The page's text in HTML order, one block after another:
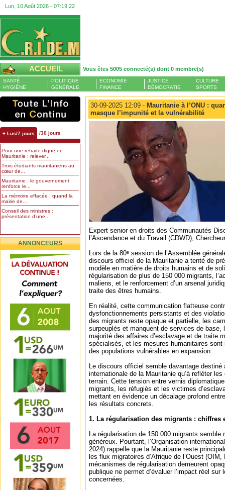
Lun, 10 Août 2026 - 07:19:22
ACCUEIL Vous êtes 5005 connecté(s) dont 0 membre(s)
SANTÉ
HYGIÈNE
POLITIQUE
GÉNÉRALE
ECONOMIE
FINANCE
JUSTICE
DÉMOCRATIE
CULTURE
SPORTS
+ Lus/7 jours /30 jours
Pour une retraite digne en
Mauritanie : relever...
Trois étudiants mauritaniens au
cœur de...
Mauritanie : le gouvernement
renforce le...
La mémoire effacée : quand la
mairie de...
Conseil des ministres :
présentation d’une...
ANNONCEURS
30-09-2025 12:09 - Mauritanie à l’ONU :
masque l’impunité et la vulnérabilité
Expert senior en droits des Communautés
l’Ascendance et du Travail (CDWD),
Lors de la 80ᵉ session de l’Assemblée
discours officiel de la Mauritanie a tenté de
modèle en matière de droits humains et de
régularisation de plus de 150 000 migrants,
maliens, et le renforcement d’un arsenal
traite des êtres humains.
En réalité, cette communication flatteuse
dysfonctionnements persistants et des
des migrants reste opaque et partielle, les
surpeuplés et manquent de services de base,
majorité des affaires d’esclavage et de traite
spécialisés, et les mesures humanitaires
des populations vulnérables en expansion.
Le discours officiel semble davantage destiné
internationale de la Mauritanie qu’à refléter
terrain. Cette tension entre vernis
migrants, les réfugiés et les victimes
mettant en évidence un décalage profond
les résultats concrets.
1. La régularisation des migrants : chiffres
La régularisation de 150 000 migrants semble
généreux. Pourtant, l’Organisation
2024) rappelle que la Mauritanie reste
les flux migratoires d’Afrique de l’Ouest
mécanismes de régularisation demeurent
publique ne permet d’évaluer l’impact réel
concernées.